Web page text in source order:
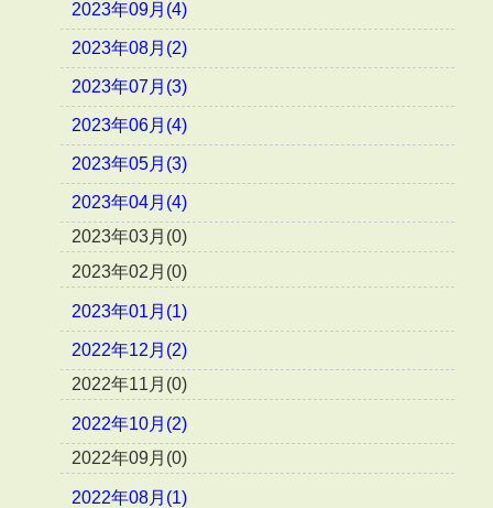
2023年09月(4)
2023年08月(2)
2023年07月(3)
2023年06月(4)
2023年05月(3)
2023年04月(4)
2023年03月(0)
2023年02月(0)
2023年01月(1)
2022年12月(2)
2022年11月(0)
2022年10月(2)
2022年09月(0)
2022年08月(1)